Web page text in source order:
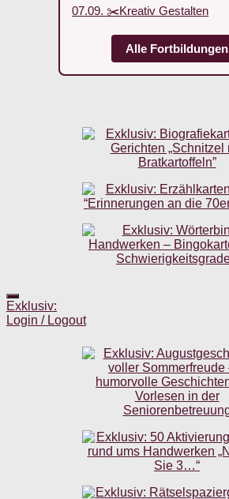
07.09. ✂️Kreativ Gestalten
Alle Fortbildungen
Exklusiv:
Login / Logout